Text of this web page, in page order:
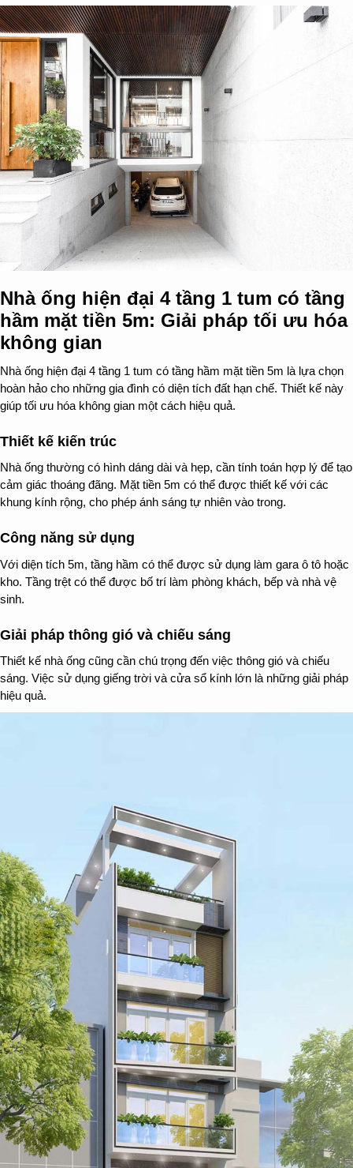
Nhà ống hiện đại 4 tầng 1 tum có tầng
hầm mặt tiền 5m: Giải pháp tối ưu hóa
không gian
Nhà ống hiện đại 4 tầng 1 tum có tầng hầm mặt tiền 5m là lựa chọn
hoàn hảo cho những gia đình có diện tích đất hạn chế. Thiết kế này
giúp tối ưu hóa không gian một cách hiệu quả.
Thiết kế kiến trúc
Nhà ống thường có hình dáng dài và hẹp, cần tính toán hợp lý để tạo
cảm giác thoáng đãng. Mặt tiền 5m có thể được thiết kế với các
khung kính rộng, cho phép ánh sáng tự nhiên vào trong.
Công năng sử dụng
Với diện tích 5m, tầng hầm có thể được sử dụng làm gara ô tô hoặc
kho. Tầng trệt có thể được bố trí làm phòng khách, bếp và nhà vệ
sinh.
Giải pháp thông gió và chiếu sáng
Thiết kế nhà ống cũng cần chú trọng đến việc thông gió và chiếu
sáng. Việc sử dụng giếng trời và cửa sổ kính lớn là những giải pháp
hiệu quả.